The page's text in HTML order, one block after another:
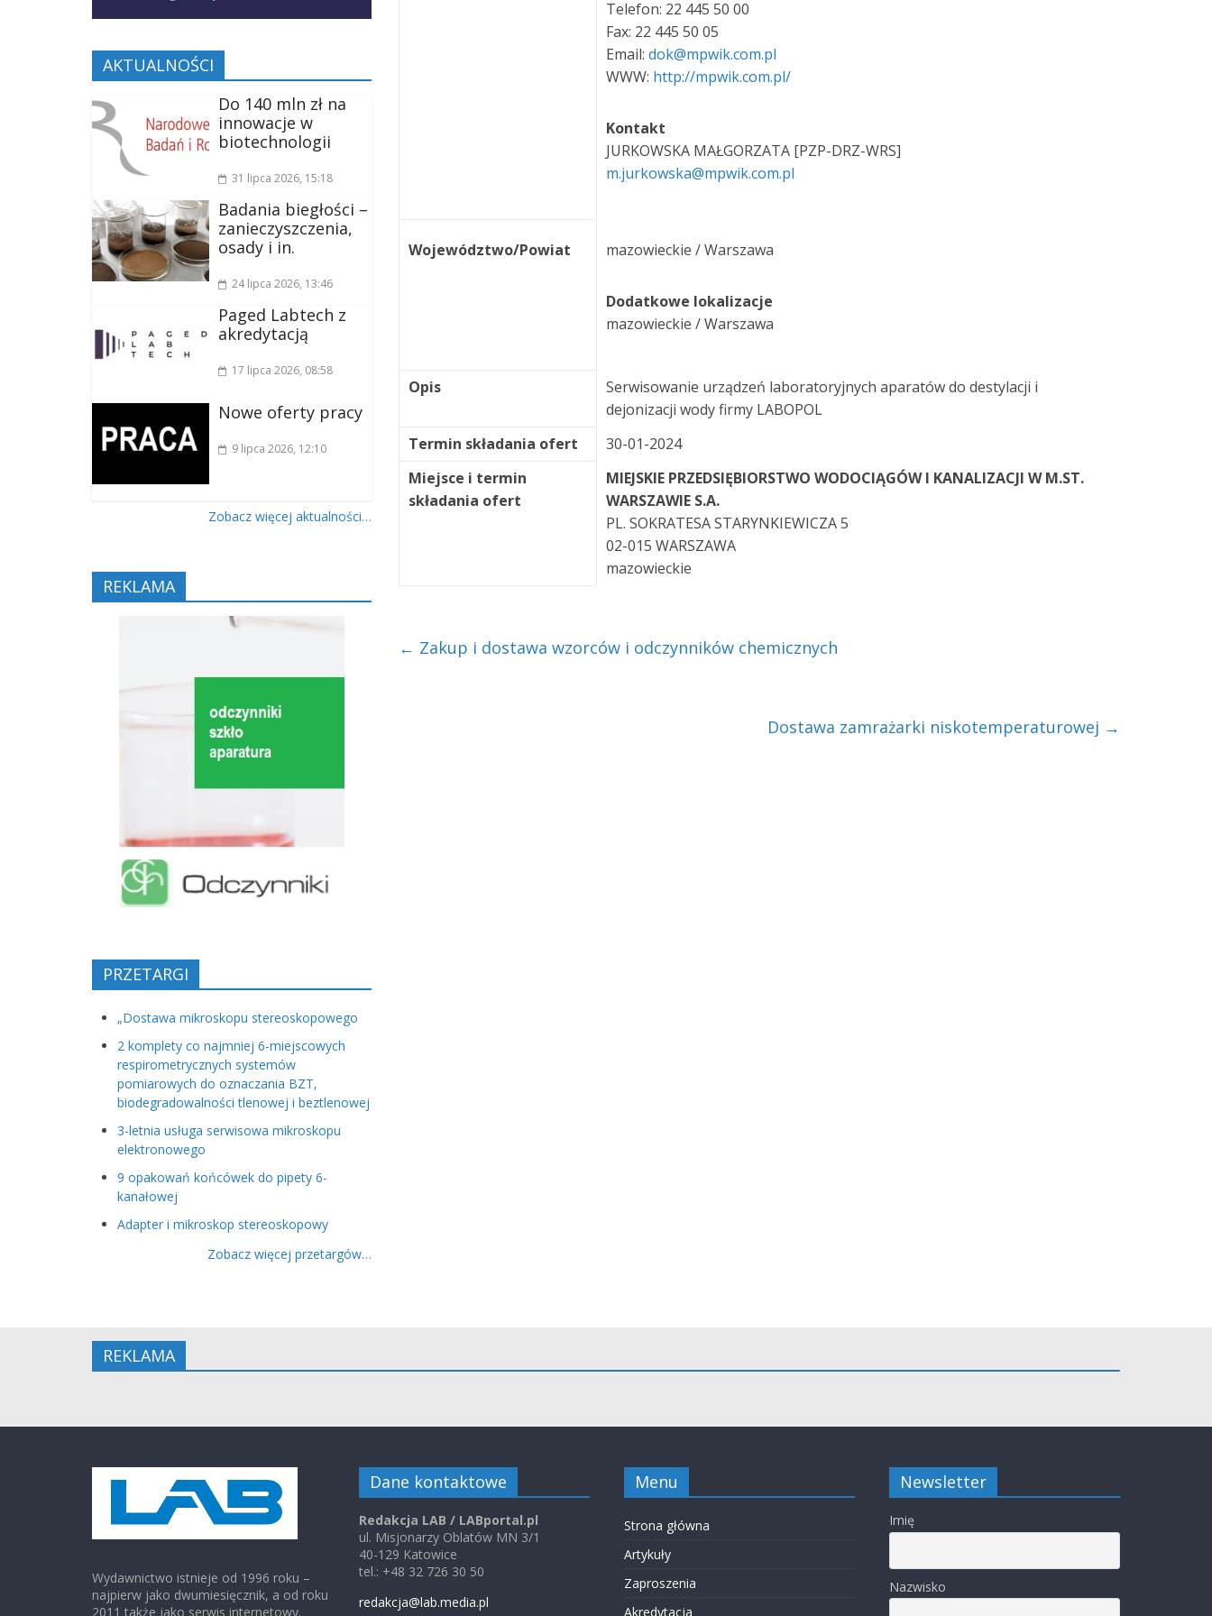
Telefon: 22 445 50 00
Fax: 22 445 50 05
Email: dok@mpwik.com.pl
WWW: http://mpwik.com.pl/
Kontakt
JURKOWSKA MAŁGORZATA [PZP-DRZ-WRS]
m.jurkowska@mpwik.com.pl
Województwo/Powiat mazowieckie / Warszawa
Dodatkowe lokalizacje
mazowieckie / Warszawa
Opis
Serwisowanie urządzeń laboratoryjnych aparatów do destylacji i
dejonizacji wody firmy LABOPOL
Termin składania ofert
30-01-2024
Miejsce i termin
składania ofert
MIEJSKIE PRZEDSIĘBIORSTWO WODOCIĄGÓW I KANALIZACJI W M.ST.
WARSZAWIE S.A.
PL. SOKRATESA STARYNKIEWICZA 5
02-015 WARSZAWA
mazowieckie
← Zakup i dostawa wzorców i odczynników chemicznych
Dostawa zamrażarki niskotemperaturowej →
AKTUALNOŚCI
Do 140 mln zł na
innowacje w
biotechnologii
31 lipca 2026, 15:18
Badania biegłości –
zanieczyszczenia,
osady i in.
24 lipca 2026, 13:46
Paged Labtech z
akredytacją
17 lipca 2026, 08:58
Nowe oferty pracy
9 lipca 2026, 12:10
Zobacz więcej aktualności…
REKLAMA
PRZETARGI
„Dostawa mikroskopu stereoskopowego
2 komplety co najmniej 6-miejscowych
respirometrycznych systemów
pomiarowych do oznaczania BZT,
biodegradowalności tlenowej i beztlenowej
3-letnia usługa serwisowa mikroskopu
elektronowego
9 opakowań końcówek do pipety 6-
kanałowej
Adapter i mikroskop stereoskopowy
Zobacz więcej przetargów…
REKLAMA
Wydawnictwo istnieje od 1996 roku –
najpierw jako dwumiesięcznik, a od roku
2011 także jako serwis internetowy.
Dane kontaktowe
Redakcja LAB / LABportal.pl
ul. Misjonarzy Oblatów MN 3/1
40-129 Katowice
tel.: +48 32 726 30 50
redakcja@lab.media.pl
Menu
Strona główna
Artykuły
Zaproszenia
Akredytacja
Newsletter
Imię
Nazwisko